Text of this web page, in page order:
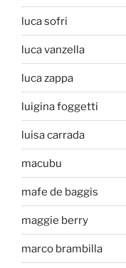
luca sofri
luca vanzella
luca zappa
luigina foggetti
luisa carrada
macubu
mafe de baggis
maggie berry
marco brambilla